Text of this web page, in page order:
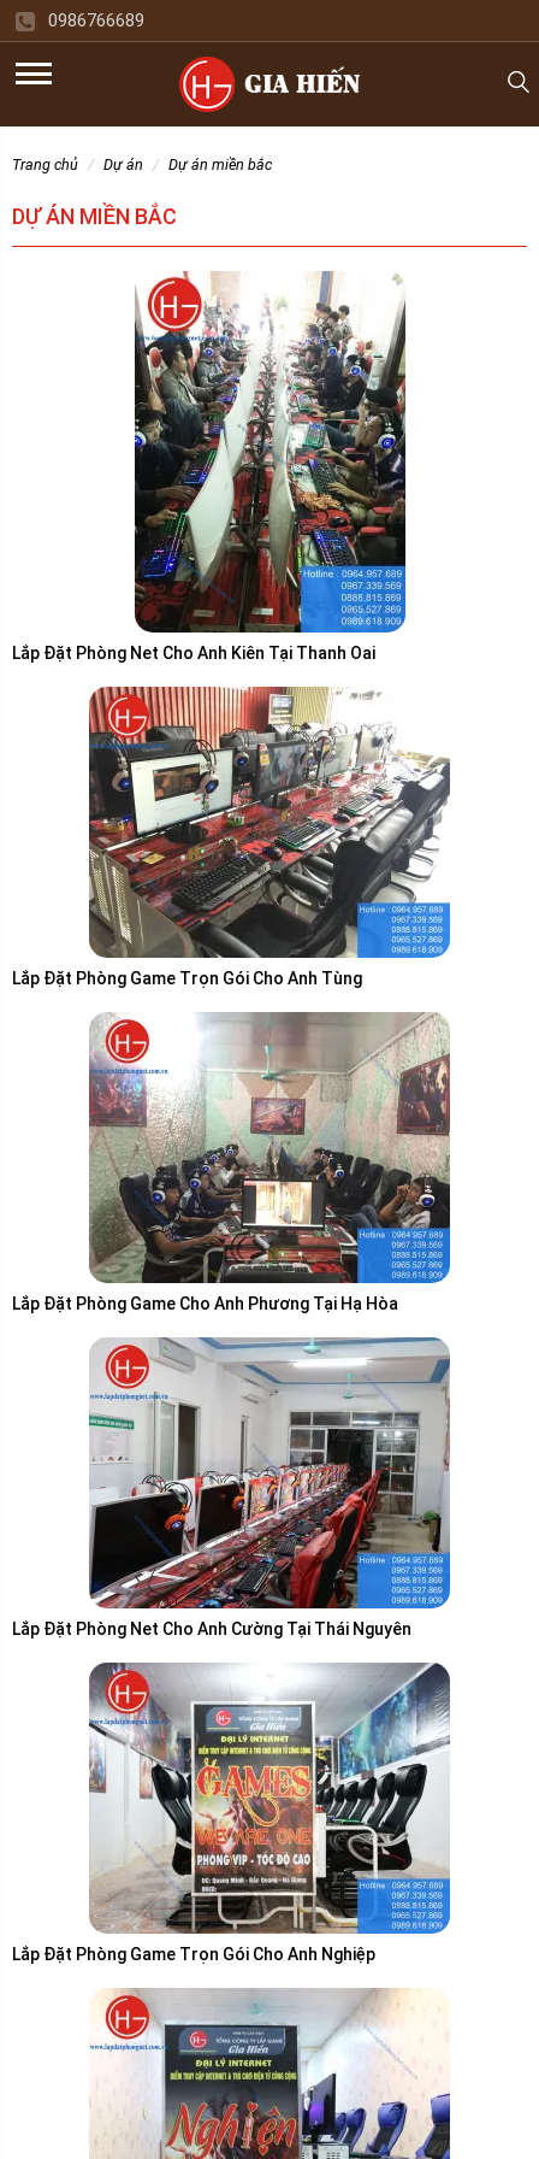
0986766689
trang chủ dự án dự án miền bắc
DỰ ÁN MIỀN BẮC
Lắp Đặt Phòng Net Cho Anh Kiên Tại Thanh Oai
Lắp Đặt Phòng Game Trọn Gói Cho Anh Tùng
Lắp Đặt Phòng Game Cho Anh Phương Tại Hạ Hòa
Lắp Đặt Phòng Net Cho Anh Cường Tại Thái Nguyên
Lắp Đặt Phòng Game Trọn Gói Cho Anh Nghiệp